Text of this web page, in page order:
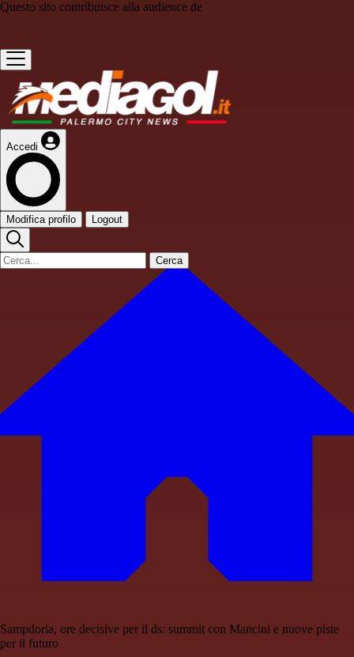
Questo sito contribuisce alla audience de
Accedi
Modifica profilo Logout
Cerca
Sampdoria, ore decisive per il ds: summit con Mancini e nuove piste
per il futuro